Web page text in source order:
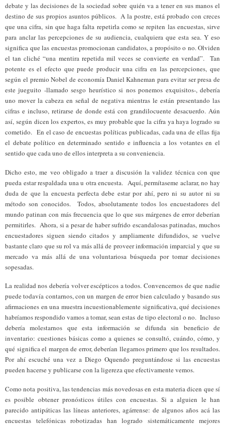
debate y las decisiones de la sociedad sobre quién va a tener en sus manos el
destino de sus propios asuntos públicos. A la postre, está probado con creces
que una cifra, sin que haga falta repetirla como se repiten las encuestas, sirve
para anclar las percepciones de su audiencia, cualquiera que esta sea. Y eso
significa que las encuestas promocionan candidatos, a propósito o no. Olviden
el tan cliché “una mentira repetida mil veces se convierte en verdad”. Tan
potente es el efecto que puede producir una cifra en las percepciones, que
según el premio Nobel de economía Daniel Kahneman para evitar ser presa de
este jueguito -llamado sesgo heurístico si nos ponemos exquisitos-, debería
uno mover la cabeza en señal de negativa mientras le están presentando las
cifras e incluso, retirarse de donde está con grandilocuente desacuerdo. Aún
así, según dicen los expertos, es muy probable que la cifra ya haya logrado su
cometido. En el caso de encuestas políticas publicadas, cada una de ellas fija
el debate político en determinado sentido e influencia a los votantes en el
sentido que cada uno de ellos interpreta a su conveniencia.
Dicho esto, me veo obligado a traer a discusión la validez técnica con que
pueda estar respaldada una u otra encuesta. Aquí, permítaseme aclarar, no hay
duda de que la encuesta perfecta debe estar por ahí, pero ni su autor ni su
método son conocidos. Todos, absolutamente todos los encuestadores del
mundo patinan con más frecuencia que lo que sus márgenes de error deberían
permitirles. Ahora, si a pesar de haber sufrido escandalosas patinadas, muchos
encuestadores siguen siendo citados y ampliamente difundidos, se vuelve
bastante claro que su rol va más allá de proveer información imparcial y que su
mercado va más allá de una voluntariosa búsqueda por tomar decisiones
sopesadas.
La realidad nos debería volver escépticos a todos. Convencernos de que nadie
puede todavía contarnos, con un margen de error bien calculado y basando sus
afirmaciones en una muestra incuestionablemente significativa, qué decisiones
habríamos respondido vamos a tomar, sean estas de tipo electoral o no. Incluso
debería molestarnos que esta información se difunda sin beneficio de
inventario: cuestiones básicas como a quienes se consultó, cuándo, cómo, y
qué significa el margen de error, deberían llegarnos primero que los resultados.
Por ahí escuché una vez a Diego Oquendo preguntándose si las encuestas
pueden hacerse y publicarse con la ligereza que efectivamente vemos.
Como nota positiva, las tendencias más novedosas en esta materia dicen que sí
es posible obtener pronósticos útiles con encuestas. Si a alguien le han
parecido antipáticas las líneas anteriores, agárrense: de algunos años acá las
encuestas telefónicas robotizadas han logrado sistemáticamente mejores